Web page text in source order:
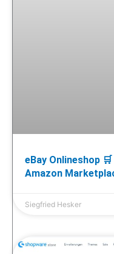
eBay Onlineshop
Amazon
Siegfried Hesker